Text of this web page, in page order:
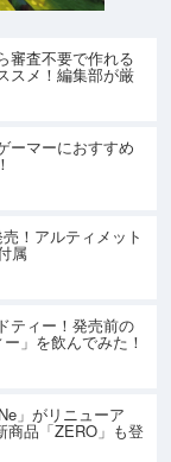
審査不要で作れる
スメ！編集部が厳
ーマーにおすすめ
！アルティメット
属
ティー！発売前の
」を飲んでみた！
」がリニューア
商品「ZERO」も登